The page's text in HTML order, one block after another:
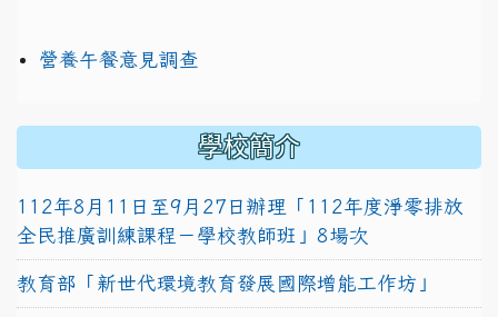
營養午餐意見調查
學校簡介
112年8月11日至9月27日辦理「112年度淨零排放
全民推廣訓練課程－學校教師班」8場次
教育部「新世代環境教育發展國際增能工作坊」